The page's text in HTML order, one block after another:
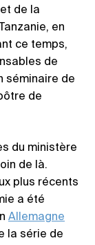
de la
en
ce temps,
de
séminaire de
de
du ministère
de là.
plus récents
a été
Allemagne
la série de